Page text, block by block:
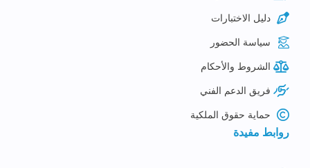
دليل الاختبارات
سياسة الحضور
الشروط والأحكام
فريق الدعم الفني
حماية حقوق الملكية
روابط مفيدة